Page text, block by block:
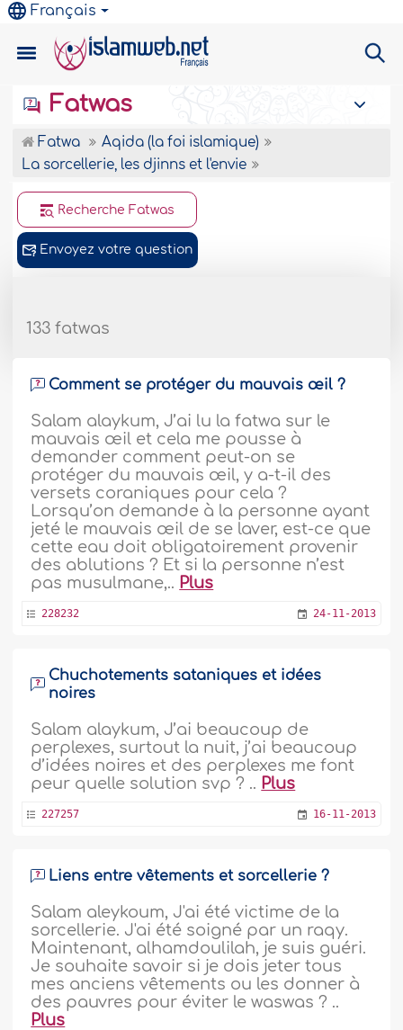
Français
Fatwas
Fatwa
Aqida (la foi islamique)
La sorcellerie, les djinns et l'envie
Recherche Fatwas
Envoyez votre question
133 fatwas
Comment se protéger du mauvais œil ?
Salam alaykum, J’ai lu la fatwa sur le
mauvais œil et cela me pousse à
demander comment peut-on se
protéger du mauvais œil, y a-t-il des
versets coraniques pour cela ?
Lorsqu’on demande à la personne ayant
jeté le mauvais œil de se laver, est-ce que
cette eau doit obligatoirement provenir
des ablutions ? Et si la personne n’est
pas musulmane,.. Plus
228232 24-11-2013
Chuchotements sataniques et idées
noires
Salam alaykum, J’ai beaucoup de
perplexes, surtout la nuit, j’ai beaucoup
d’idées noires et des perplexes me font
peur quelle solution svp ? .. Plus
227257 16-11-2013
Liens entre vêtements et sorcellerie ?
Salam aleykoum, J'ai été victime de la
sorcellerie. J'ai été soigné par un raqy.
Maintenant, alhamdoulilah, je suis guéri.
Je souhaite savoir si je dois jeter tous
mes anciens vêtements ou les donner à
des pauvres pour éviter le waswas ? ..
Plus